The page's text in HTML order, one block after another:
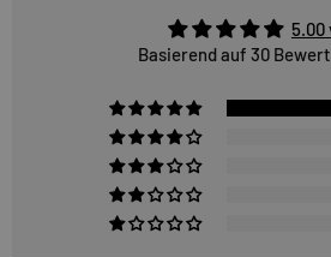
5.00
Basierend auf 30